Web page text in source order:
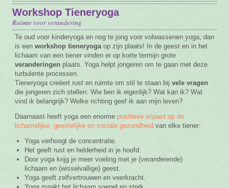
Vacature
Contact
Workshop Tieneryoga
Ruimte voor verandering
Te oud voor kinderyoga en nog te jong voor volwassenen yoga, dan
is een workshop tieneryogaop zijn plaats! In de geest en in het
lichaam van een tiener vinden er op korte termijn grote
veranderingen plaats. Yoga helpt jongeren om te gaan met deze
turbulente processen.
Tieneryoga creëert rust en ruimte om stil te staan bij vele vragen
die jongeren zich stellen: Wie ben ik eigenlijk? Wat kan ik? Wat
vind ik belangrijk? Welke richting geef ik aan mijn leven?
Daarnaast heeft yoga een enorme positieve impact op de
lichamelijke, geestelijke en sociale gezondheid van elke tiener:
Yoga verhoogt de concentratie.
Het geeft rust en helderheid in je hoofd.
Door yoga krijg je meer voeling met je (veranderende)
lichaam en (wisselvallige) geest.
Yoga geeft zelfvertrouwen en veerkracht.